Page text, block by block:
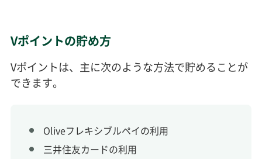
Vポイントの貯め方
Vポイントは、主に次のような方法で貯めることが
できます。
Oliveフレキシブルペイの利用
三井住友カードの利用